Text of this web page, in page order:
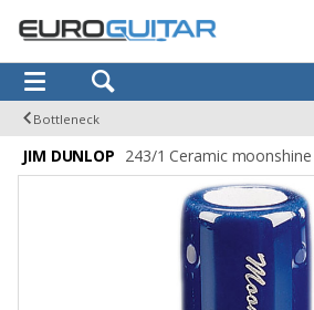
Bottleneck
JIM DUNLOP 243/1 Ceramic